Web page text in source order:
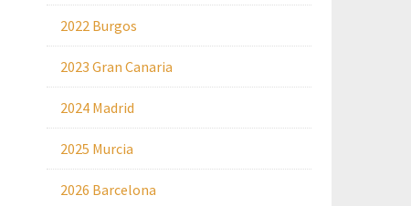
2022 Burgos
2023 Gran Canaria
2024 Madrid
2025 Murcia
2026 Barcelona